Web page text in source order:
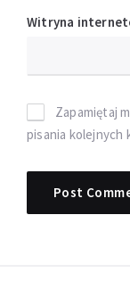
Witryna
Zapamiętaj
pisania kolejnych